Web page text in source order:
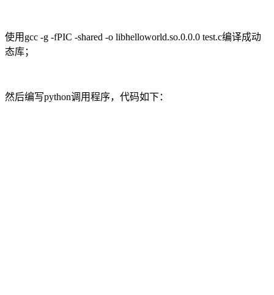
使用gcc -g -fPIC -shared -o libhelloworld.so.0.0.0 test.c编译成动
态库；
然后编写python调用程序，代码如下：